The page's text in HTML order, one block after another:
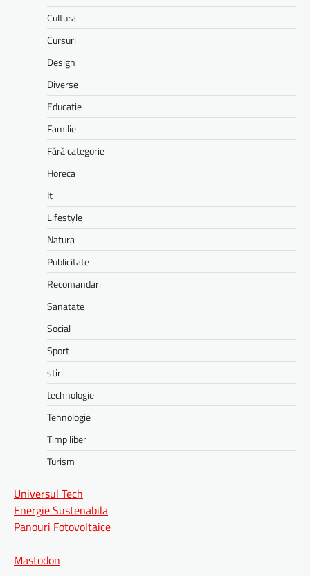
Cultura
Cursuri
Design
Diverse
Educatie
Familie
Fără categorie
Horeca
It
Lifestyle
Natura
Publicitate
Recomandari
Sanatate
Social
Sport
stiri
technologie
Tehnologie
Timp liber
Turism
Universul Tech
Energie Sustenabila
Panouri Fotovoltaice
Mastodon